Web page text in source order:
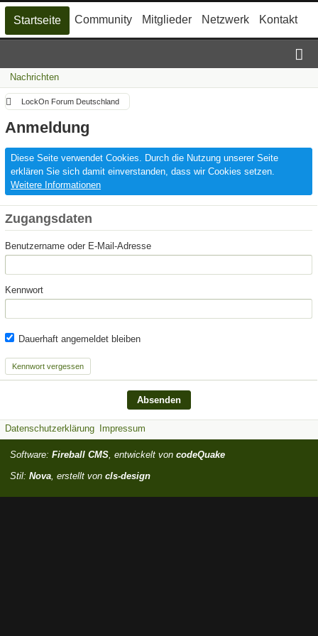
Startseite Community Mitglieder Netzwerk Kontakt
Nachrichten
LockOn Forum Deutschland
Anmeldung
Diese Seite verwendet Cookies. Durch die Nutzung unserer Seite
erklären Sie sich damit einverstanden, dass wir Cookies setzen.
Weitere Informationen
Zugangsdaten
Benutzername oder E-Mail-Adresse
Kennwort
Dauerhaft angemeldet bleiben
Kennwort vergessen
Datenschutzerklärung Impressum
Software: Fireball CMS, entwickelt von codeQuake
Stil: Nova, erstellt von cls-design